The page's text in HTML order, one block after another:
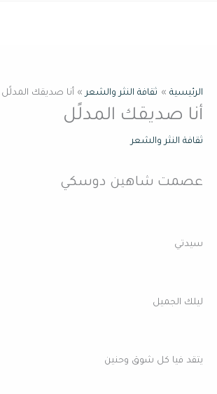
الرئيسية ثقافة النثر والشعر أنا صديقك المدلًل
أنا صديقك المدلًل
ثقافة النثر والشعر
عصمت شاهين دوسكي
سيدتي
ليلك الجميل
يتقد فيا كل شوق وحنين